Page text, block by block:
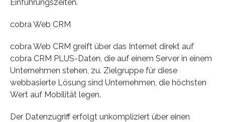
Einführungszeiten.
cobra Web CRM
cobra Web CRM greift über das Internet direkt auf
cobra CRM PLUS-Daten, die auf einem Server in einem
Unternehmen stehen, zu. Zielgruppe für diese
webbasierte Lösung sind Unternehmen, die höchsten
Wert auf Mobilität legen.
Der Datenzugriff erfolgt unkompliziert über einen